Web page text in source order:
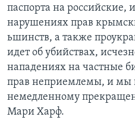
паспорта на российские,
нарушениях прав
ьшинств, а также
идет об убийствах,
нападениях на частные
прав неприемлемы, и мы
немедленному
Мари Харф.